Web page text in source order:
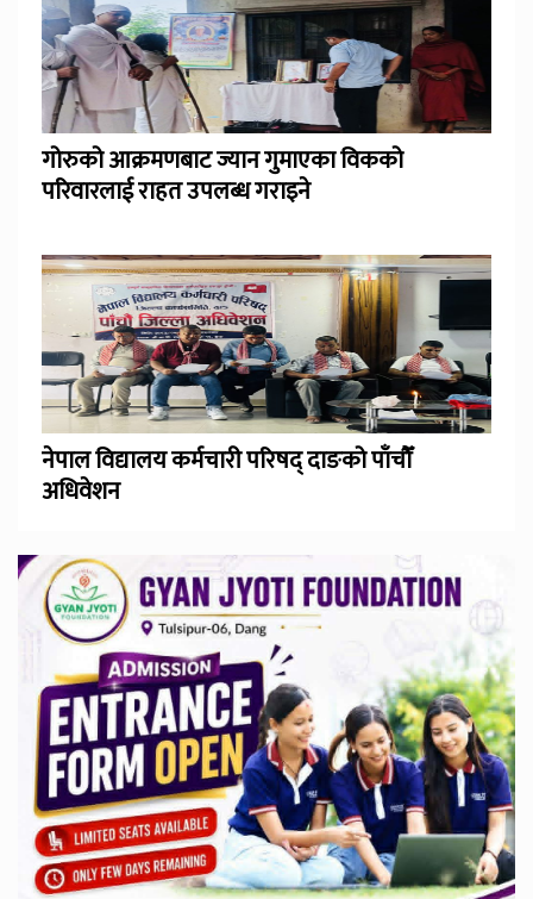
गोरुको आक्रमणबाट ज्यान गुमाएका विकको
परिवारलाई राहत उपलब्ध गराइने
नेपाल विद्यालय कर्मचारी परिषद् दाङको पाँचौँ
अधिवेशन